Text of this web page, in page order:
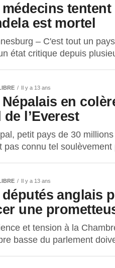
est mortel
– C'est tout un
état critique depuis
Il y a 13 ans
en
de l’Everest
petit pays de 30
pas connu tel
Il y a 13 ans
députés anglais
une
et tension à la
basse du parlement